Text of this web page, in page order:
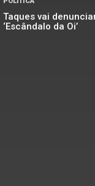
Taques vai
‘Escândalo da Oi’